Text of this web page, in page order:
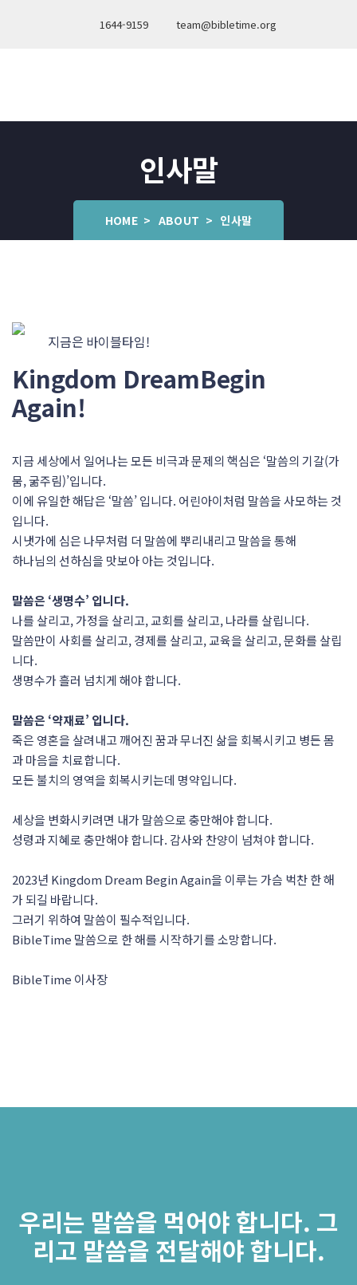
1644-9159 team@bibletime.org
인사말
HOME ABOUT 인사말
지금은 바이블타임!
Kingdom DreamBegin
Again!
지금 세상에서 일어나는 모든 비극과 문제의 핵심은 ‘말씀의 기갈(가
뭄, 굶주림)’입니다.
이에 유일한 해답은 ‘말씀’ 입니다. 어린아이처럼 말씀을 사모하는 것
입니다.
시냇가에 심은 나무처럼 더 말씀에 뿌리내리고 말씀을 통해
하나님의 선하심을 맛보아 아는 것입니다.
말씀은 ‘생명수’ 입니다.
나를 살리고, 가정을 살리고, 교회를 살리고, 나라를 살립니다.
말씀만이 사회를 살리고, 경제를 살리고, 교육을 살리고, 문화를 살립
니다.
생명수가 흘러 넘치게 해야 합니다.
말씀은 ‘약재료’ 입니다.
죽은 영혼을 살려내고 깨어진 꿈과 무너진 삶을 회복시키고 병든 몸
과 마음을 치료합니다.
모든 불치의 영역을 회복시키는데 명약입니다.
세상을 변화시키려면 내가 말씀으로 충만해야 합니다.
성령과 지혜로 충만해야 합니다. 감사와 찬양이 넘쳐야 합니다.
2023년 Kingdom Dream Begin Again을 이루는 가슴 벅찬 한 해
가 되길 바랍니다.
그러기 위하여 말씀이 필수적입니다.
BibleTime 말씀으로 한 해를 시작하기를 소망합니다.
BibleTime 이사장
우리는 말씀을 먹어야 합니다. 그
리고 말씀을 전달해야 합니다.